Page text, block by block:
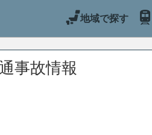
地域で探す
事故情報